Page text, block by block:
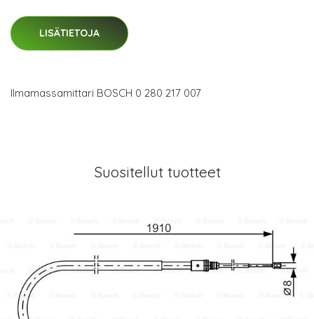
LISÄTIETOJA
Ilmamassamittari BOSCH 0 280 217 007
Suositellut tuotteet